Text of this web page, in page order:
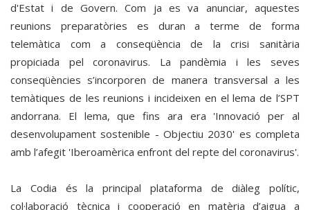
d'Estat i de Govern. Com ja es va anunciar, aquestes
reunions preparatòries es duran a terme de forma
telemàtica com a conseqüència de la crisi sanitària
propiciada pel coronavirus. La pandèmia i les seves
conseqüències s’incorporen de manera transversal a les
temàtiques de les reunions i incideixen en el lema de l’SPT
andorrana. El lema, que fins ara era 'Innovació per al
desenvolupament sostenible - Objectiu 2030' es completa
amb l’afegit 'Iberoamèrica enfront del repte del coronavirus'.
La Codia és la principal plataforma de diàleg polític,
col·laboració tècnica i cooperació en matèria d’aigua a